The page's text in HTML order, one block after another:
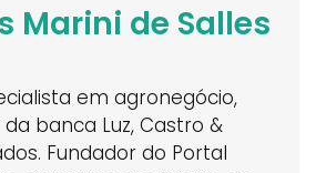
Marini de Salles
em agronegócio,
banca Luz, Castro &
Fundador do Portal